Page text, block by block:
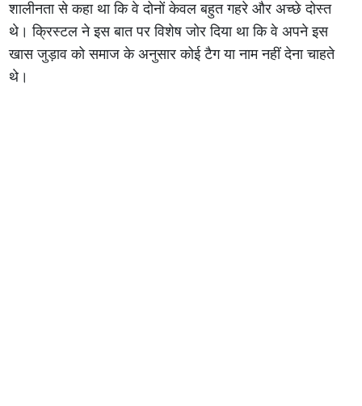
शालीनता से कहा था कि वे दोनों केवल बहुत गहरे और अच्छे दोस्त
थे। क्रिस्टल ने इस बात पर विशेष जोर दिया था कि वे अपने इस
खास जुड़ाव को समाज के अनुसार कोई टैग या नाम नहीं देना चाहते
थे।